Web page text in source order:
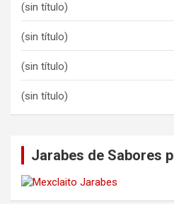
(sin título)
(sin título)
(sin título)
(sin título)
Jarabes de Sabores